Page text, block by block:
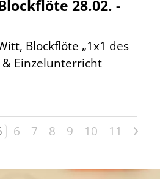
28.02. -
Blockflöte „1x1 des
& Einzelunterricht
6 7 8 9 10 11 >